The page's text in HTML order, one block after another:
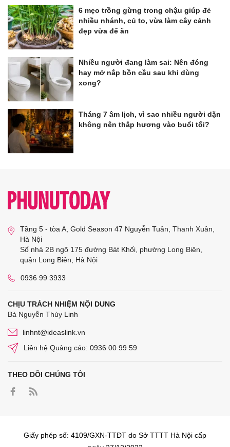
6 mẹo trồng gừng trong chậu giúp đẻ
nhiều nhánh, củ to, vừa làm cây cảnh
đẹp vừa để ăn
Nhiều người đang làm sai: Nên đóng
hay mở nắp bồn cầu sau khi dùng
xong?
Tháng 7 âm lịch, vì sao nhiều người dặn
không nên thắp hương vào buổi tối?
Tầng 5 - tòa A, Gold Season 47 Nguyễn Tuân, Thanh Xuân,
Hà Nội
Số nhà 2B ngõ 175 đường Bát Khối, phường Long Biên,
quận Long Biên, Hà Nội
0936 99 3933
CHỊU TRÁCH NHIỆM NỘI DUNG
Bà Nguyễn Thùy Linh
linhnt@ideaslink.vn
Liên hệ Quảng cáo: 0936 00 99 59
THEO DÕI CHÚNG TÔI
Giấy phép số: 4109/GXN-TTĐT do Sở TTTT Hà Nội cấp